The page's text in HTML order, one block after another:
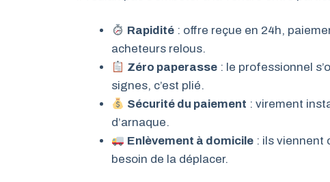
Rapidité : offre reçue en 24h,
acheteurs relous.
Zéro paperasse : le professionnel
signes, c’est plié.
Sécurité du paiement : virement
d’arnaque.
Enlèvement à domicile : ils viennent
besoin de la déplacer.